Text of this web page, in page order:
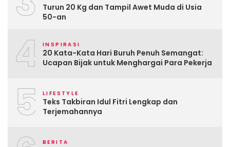
Turun 20 Kg dan Tampil Awet Muda di Usia
50-an
4 INSPIRASI
20 Kata-Kata Hari Buruh Penuh Semangat:
Ucapan Bijak untuk Menghargai Para Pekerja
5 LIFESTYLE
Teks Takbiran Idul Fitri Lengkap dan
Terjemahannya
BERITA